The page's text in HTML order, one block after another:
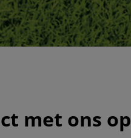
met ons op